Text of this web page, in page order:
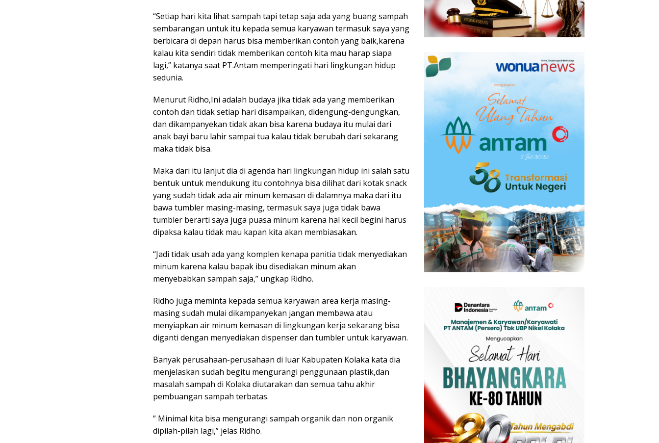
“Setiap hari kita lihat sampah tapi tetap saja ada yang buang sampah
sembarangan untuk itu kepada semua karyawan termasuk saya yang
berbicara di depan harus bisa memberikan contoh yang baik,karena
kalau kita sendiri tidak memberikan contoh kita mau harap siapa
lagi,” katanya saat PT.Antam memperingati hari lingkungan hidup
sedunia.
Menurut Ridho,Ini adalah budaya jika tidak ada yang memberikan
contoh dan tidak setiap hari disampaikan, didengung-dengungkan,
dan dikampanyekan tidak akan bisa karena budaya itu mulai dari
anak bayi baru lahir sampai tua kalau tidak berubah dari sekarang
maka tidak bisa.
Maka dari itu lanjut dia di agenda hari lingkungan hidup ini salah satu
bentuk untuk mendukung itu contohnya bisa dilihat dari kotak snack
yang sudah tidak ada air minum kemasan di dalamnya maka dari itu
bawa tumbler masing-masing, termasuk saya juga tidak bawa
tumbler berarti saya juga puasa minum karena hal kecil begini harus
dipaksa kalau tidak mau kapan kita akan membiasakan.
“Jadi tidak usah ada yang komplen kenapa panitia tidak menyediakan
minum karena kalau bapak ibu disediakan minum akan
menyebabkan sampah saja,” ungkap Ridho.
Ridho juga meminta kepada semua karyawan area kerja masing-
masing sudah mulai dikampanyekan jangan membawa atau
menyiapkan air minum kemasan di lingkungan kerja sekarang bisa
diganti dengan menyediakan dispenser dan tumbler untuk karyawan.
Banyak perusahaan-perusahaan di luar Kabupaten Kolaka kata dia
menjelaskan sudah begitu mengurangi penggunaan plastik,dan
masalah sampah di Kolaka diutarakan dan semua tahu akhir
pembuangan sampah terbatas.
” Minimal kita bisa mengurangi sampah organik dan non organik
dipilah-pilah lagi,” jelas Ridho.